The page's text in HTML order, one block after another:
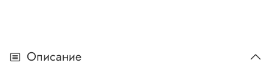
Описание